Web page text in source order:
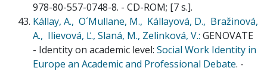
978-80-557-0748-8. - CD-ROM; [7 s.].
Kállay, A., O´Mullane, M., Kállayová, D., Bražinová,
A., Ilievová, Ľ., Slaná, M., Zelinková, V.: GENOVATE
- Identity on academic level: Social Work Identity in
Europe an Academic and Professional Debate. -